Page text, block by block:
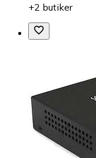
+2 butiker